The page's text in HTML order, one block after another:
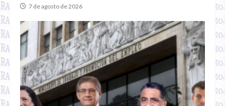
7 de agosto de 2026